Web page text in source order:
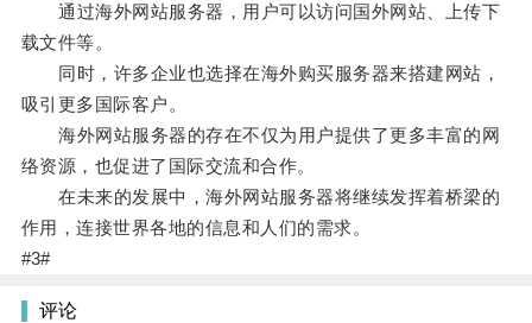
通过海外网站服务器，用户可以访问国外网站、上传下
载文件等。
同时，许多企业也选择在海外购买服务器来搭建网站，
吸引更多国际客户。
海外网站服务器的存在不仅为用户提供了更多丰富的网
络资源，也促进了国际交流和合作。
在未来的发展中，海外网站服务器将继续发挥着桥梁的
作用，连接世界各地的信息和人们的需求。
#3#
评论